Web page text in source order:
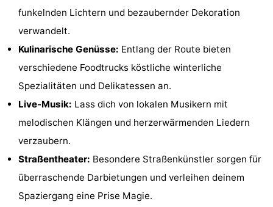
funkelnden Lichtern und bezaubernder Dekoration
verwandelt.
Kulinarische Genüsse: Entlang der Route bieten
verschiedene Foodtrucks köstliche winterliche
Spezialitäten und Delikatessen an.
Live-Musik: Lass dich von lokalen Musikern mit
melodischen Klängen und herzerwärmenden Liedern
verzaubern.
Straßentheater: Besondere Straßenkünstler sorgen für
überraschende Darbietungen und verleihen deinem
Spaziergang eine Prise Magie.